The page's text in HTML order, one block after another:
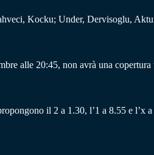
Kocku; Under, Dervisoglu,
alle 20:45, non avrà una copertura
il 2 a 1.30, l’1 a 8.55 e l’x a